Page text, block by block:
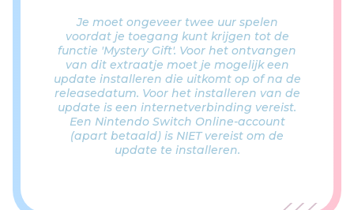
Je moet ongeveer twee uur spelen
voordat je toegang kunt krijgen tot de
functie 'Mystery Gift'. Voor het ontvangen
van dit extraatje moet je mogelijk een
update installeren die uitkomt op of na de
releasedatum. Voor het installeren van de
update is een internetverbinding vereist.
Een Nintendo Switch Online-account
(apart betaald) is NIET vereist om de
update te installeren.